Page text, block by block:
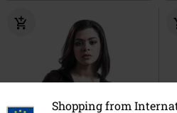
Shopping from